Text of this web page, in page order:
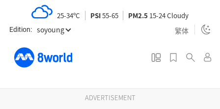
Edition: soyoung 繁体
25-34ºC PSI55-65 PM2.5 15-24 Cloudy
ADVERTISEMENT